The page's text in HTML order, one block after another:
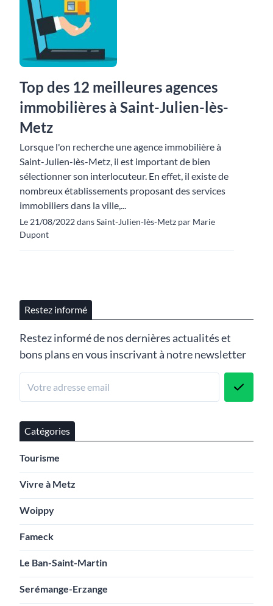
Top des 12 meilleures agences
immobilières à Saint-Julien-lès-
Metz
Lorsque l'on recherche une agence immobilière à
Saint-Julien-lès-Metz, il est important de bien
sélectionner son interlocuteur. En effet, il existe de
nombreux établissements proposant des services
immobiliers dans la ville,...
Le 21/08/2022 dans Saint-Julien-lès-Metz par Marie
Dupont
Restez informé
Restez informé de nos dernières actualités et
bons plans en vous inscrivant à notre newsletter
Catégories
Tourisme
Vivre à Metz
Woippy
Fameck
Le Ban-Saint-Martin
Serémange-Erzange